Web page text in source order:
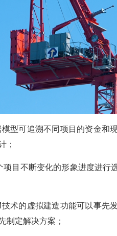
模型可追溯不同项目的资金
；
项目不断变化的形象进度进
技术的虚拟建造功能可以事
制定解决方案；